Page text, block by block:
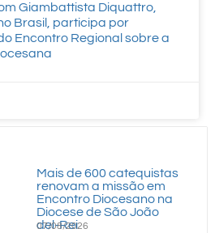
Giambattista Diquattro,
Brasil, participa por
Encontro Regional sobre a
Mais de 600 catequistas
renovam a missão em
Encontro Diocesano na
Diocese de São João
del-Rei
07/08/2026